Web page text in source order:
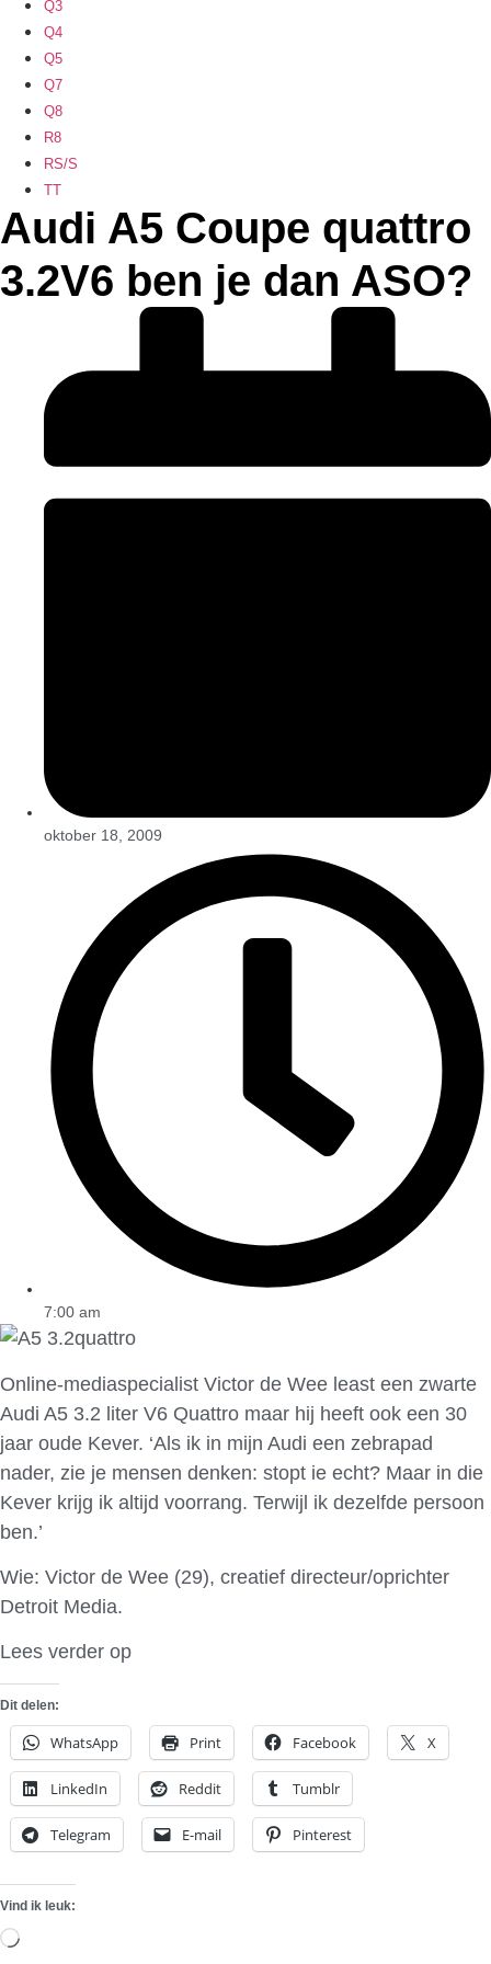
Q3
Q4
Q5
Q7
Q8
R8
RS/S
TT
Audi A5 Coupe quattro
3.2V6 ben je dan ASO?
oktober 18, 2009
7:00 am
Online-mediaspecialist Victor de Wee least een zwarte
Audi A5 3.2 liter V6 Quattro maar hij heeft ook een 30
jaar oude Kever. ‘Als ik in mijn Audi een zebrapad
nader, zie je mensen denken: stopt ie echt? Maar in die
Kever krijg ik altijd voorrang. Terwijl ik dezelfde persoon
ben.’
Wie: Victor de Wee (29), creatief directeur/oprichter
Detroit Media.
Lees verder op
Dit delen:
WhatsApp Print Facebook X
LinkedIn Reddit Tumblr
Telegram E-mail Pinterest
Vind ik leuk:
Aan